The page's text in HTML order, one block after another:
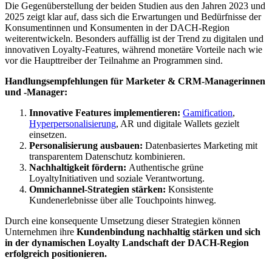
Die Gegenüberstellung der beiden Studien aus den Jahren 2023 und
2025 zeigt klar auf, dass sich die Erwartungen und Bedürfnisse der
Konsumentinnen und Konsumenten in der DACH-Region
weiterentwickeln. Besonders auffällig ist der Trend zu digitalen und
innovativen Loyalty-Features, während monetäre Vorteile nach wie
vor die Haupttreiber der Teilnahme an Programmen sind.
Handlungsempfehlungen für Marketer & CRM-Managerinnen
und -Manager:
Innovative Features implementieren: Gamification,
Hyperpersonalisierung, AR und digitale Wallets gezielt
einsetzen.
Personalisierung ausbauen: Datenbasiertes Marketing mit
transparentem Datenschutz kombinieren.
Nachhaltigkeit fördern: Authentische grüne
LoyaltyInitiativen und soziale Verantwortung.
Omnichannel-Strategien stärken: Konsistente
Kundenerlebnisse über alle Touchpoints hinweg.
Durch eine konsequente Umsetzung dieser Strategien können
Unternehmen ihre Kundenbindung nachhaltig stärken und sich
in der dynamischen Loyalty Landschaft der DACH-Region
erfolgreich positionieren.